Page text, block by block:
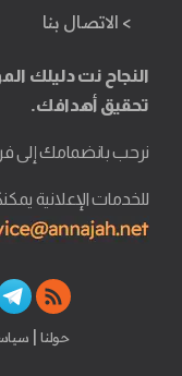
> الاتصال بنا
النجاح نت دليلك
تحقيق أهدافك.
نرحب بانضمامك إلى
للخدمات الإعلانية
حولنا |